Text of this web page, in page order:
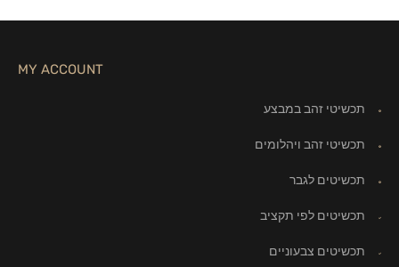
MY ACCOUNT
תכשיטי זהב במבצע
תכשיטי זהב ויהלומים
תכשיטים לגבר
תכשיטים לפי תקציב
תכשיטים צבעוניים